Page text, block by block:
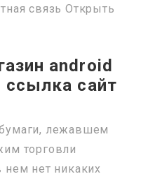
связь Открыть
android
ссылка сайт
лежавшем
торговли
нем нет никаких